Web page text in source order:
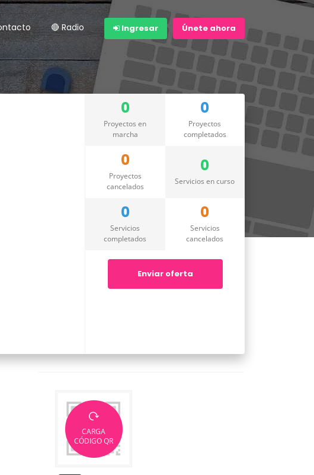
🔴 Radio Ingresar Únete ahora
0
Proyectos en
marcha
0
Proyectos
completados
0
Proyectos
cancelados
0
Servicios en curso
0
Servicios
completados
0
Servicios
cancelados
Enviar oferta
CARGA
CÓDIGO QR